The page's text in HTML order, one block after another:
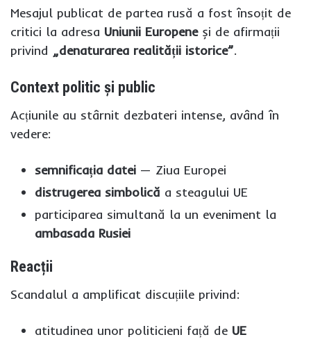
Mesajul publicat de partea rusă a fost însoțit de
critici la adresa Uniunii Europeneși de afirmații
privind „denaturarea realității istorice”.
Context politic și public
Acțiunile au stârnit dezbateri intense, având în
vedere:
semnificația datei — Ziua Europei
distrugerea simbolică a steagului UE
participarea simultană la un eveniment la
ambasada Rusiei
Reacții
Scandalul a amplificat discuțiile privind:
atitudinea unor politicieni față de UE